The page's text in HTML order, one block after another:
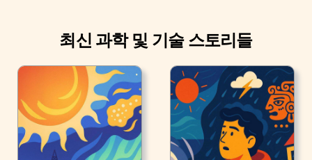
최신 과학 및 기술 스토리들